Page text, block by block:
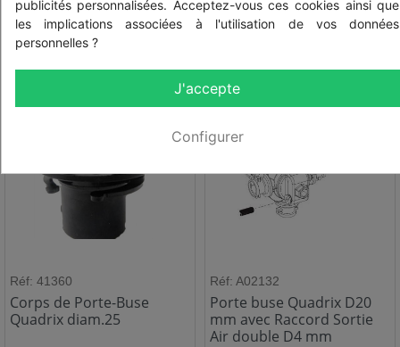
Réf: 41360
Corps de Porte-Buse
Quadrix diam.25
Réf: A02132
Porte buse Quadrix D20
mm avec Raccord Sortie
Air double D4 mm
publicités personnalisées. Acceptez-vous ces cookies ainsi que
les implications associées à l'utilisation de vos données
personnelles ?
J'accepte
Configurer